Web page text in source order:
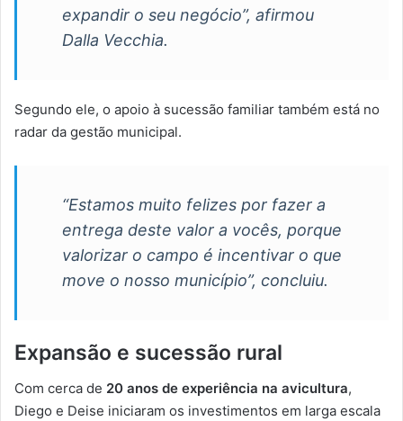
expandir o seu negócio”, afirmou
Dalla Vecchia.
Segundo ele, o apoio à sucessão familiar também está no
radar da gestão municipal.
“Estamos muito felizes por fazer a
entrega deste valor a vocês, porque
valorizar o campo é incentivar o que
move o nosso município”, concluiu.
Expansão e sucessão rural
Com cerca de 20 anos de experiência na avicultura,
Diego e Deise iniciaram os investimentos em larga escala